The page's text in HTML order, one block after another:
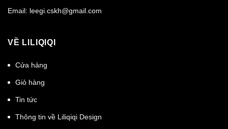
Email: leegi.cskh@gmail.com
VỀ LILIQIQI
Cửa hàng
Giỏ hàng
Tin tức
Thông tin về Liliqiqi Design